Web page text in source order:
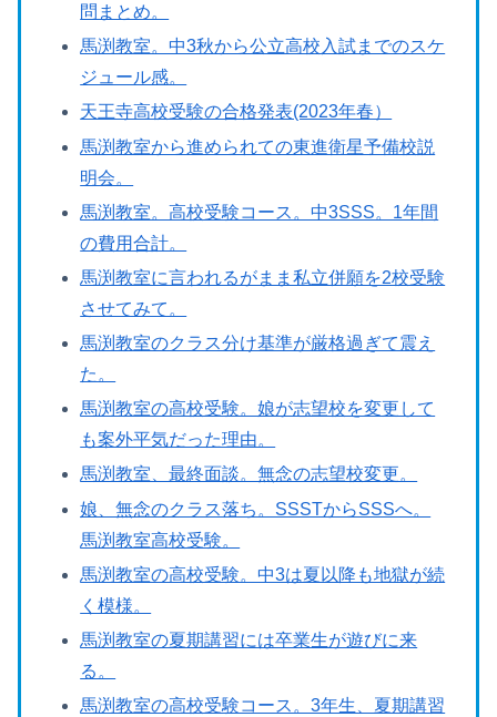
問まとめ。
馬渕教室。中3秋から公立高校入試までのスケ
ジュール感。
天王寺高校受験の合格発表(2023年春）
馬渕教室から進められての東進衛星予備校説
明会。
馬渕教室。高校受験コース。中3SSS。1年間
の費用合計。
馬渕教室に言われるがまま私立併願を2校受験
させてみて。
馬渕教室のクラス分け基準が厳格過ぎて震え
た。
馬渕教室の高校受験。娘が志望校を変更して
も案外平気だった理由。
馬渕教室、最終面談。無念の志望校変更。
娘、無念のクラス落ち。SSSTからSSSへ。
馬渕教室高校受験。
馬渕教室の高校受験。中3は夏以降も地獄が続
く模様。
馬渕教室の夏期講習には卒業生が遊びに来
る。
馬渕教室の高校受験コース。3年生、夏期講習